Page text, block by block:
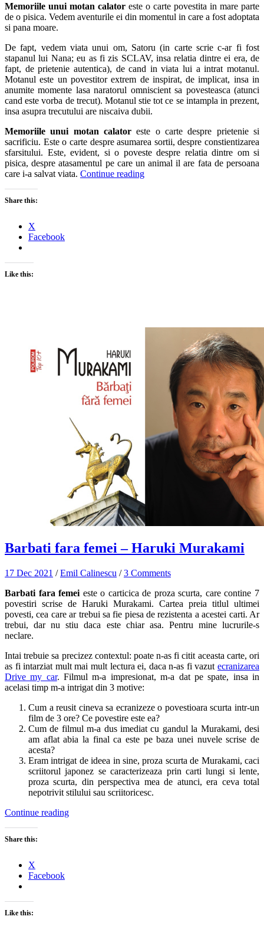
Memoriile unui motan calator este o carte povestita in mare parte
de o pisica. Vedem aventurile ei din momentul in care a fost adoptata
si pana moare.
De fapt, vedem viata unui om, Satoru (in carte scrie c-ar fi fost
stapanul lui Nana; eu as fi zis SCLAV, insa relatia dintre ei era, de
fapt, de prietenie autentica), de cand in viata lui a intrat motanul.
Motanul este un povestitor extrem de inspirat, de implicat, insa in
anumite momente lasa naratorul omniscient sa povesteasca (atunci
cand este vorba de trecut). Motanul stie tot ce se intampla in prezent,
insa asupra trecutului are niscaiva dubii.
Memoriile unui motan calator este o carte despre prietenie si
sacrificiu. Este o carte despre asumarea sortii, despre constientizarea
sfarsitului. Este, evident, si o poveste despre relatia dintre om si
pisica, despre atasamentul pe care un animal il are fata de persoana
care i-a salvat viata. Continue reading
Share this:
X
Facebook
Like this:
Barbati fara femei – Haruki Murakami
17 Dec 2021 /Emil Calinescu /3 Comments
Barbati fara femei este o carticica de proza scurta, care contine 7
povestiri scrise de Haruki Murakami. Cartea preia titlul ultimei
povesti, cea care ar trebui sa fie piesa de rezistenta a acestei carti. Ar
trebui, dar nu stiu daca este chiar asa. Pentru mine lucrurile-s
neclare.
Intai trebuie sa precizez contextul: poate n-as fi citit aceasta carte, ori
as fi intarziat mult mai mult lectura ei, daca n-as fi vazut ecranizarea
Drive my car. Filmul m-a impresionat, m-a dat pe spate, insa in
acelasi timp m-a intrigat din 3 motive:
Cum a reusit cineva sa ecranizeze o povestioara scurta intr-un
film de 3 ore? Ce povestire este ea?
Cum de filmul m-a dus imediat cu gandul la Murakami, desi
am aflat abia la final ca este pe baza unei nuvele scrise de
acesta?
Eram intrigat de ideea in sine, proza scurta de Murakami, caci
scriitorul japonez se caracterizeaza prin carti lungi si lente,
proza scurta, din perspectiva mea de atunci, era ceva total
nepotrivit stilului sau scriitoricesc.
Continue reading
Share this:
X
Facebook
Like this: